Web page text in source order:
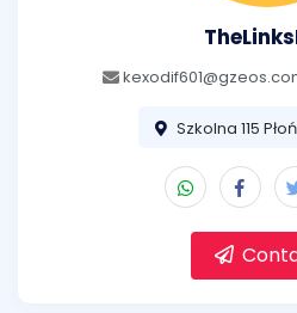
Szkolna 115